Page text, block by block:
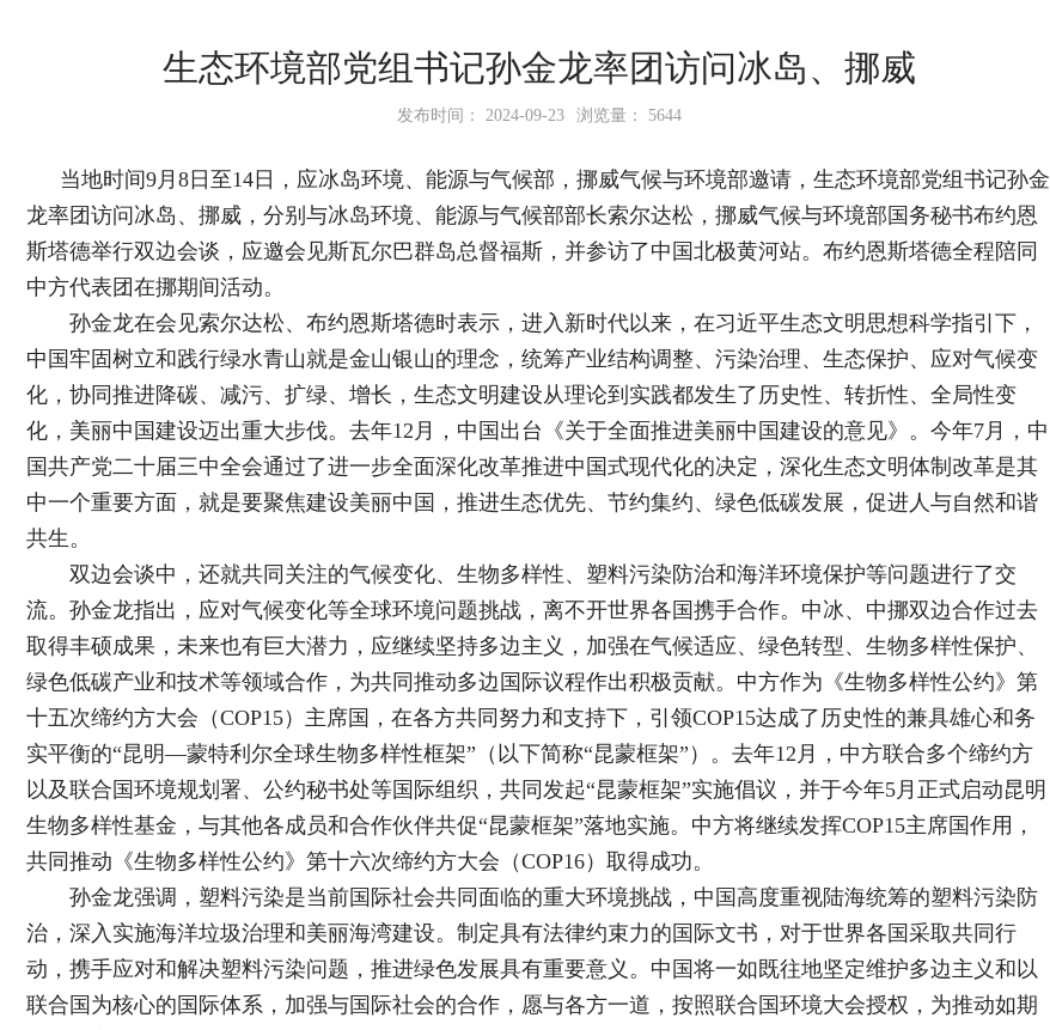
生态环境部党组书记孙金龙率团访问冰岛、挪威
发布时间： 2024-09-23 浏览量： 5644
当地时间9月8日至14日，应冰岛环境、能源与气候部，挪威气候与环境部邀请，生态环境部党组书记孙金
龙率团访问冰岛、挪威，分别与冰岛环境、能源与气候部部长索尔达松，挪威气候与环境部国务秘书布约恩
斯塔德举行双边会谈，应邀会见斯瓦尔巴群岛总督福斯，并参访了中国北极黄河站。布约恩斯塔德全程陪同
中方代表团在挪期间活动。
孙金龙在会见索尔达松、布约恩斯塔德时表示，进入新时代以来，在习近平生态文明思想科学指引下，
中国牢固树立和践行绿水青山就是金山银山的理念，统筹产业结构调整、污染治理、生态保护、应对气候变
化，协同推进降碳、减污、扩绿、增长，生态文明建设从理论到实践都发生了历史性、转折性、全局性变
化，美丽中国建设迈出重大步伐。去年12月，中国出台《关于全面推进美丽中国建设的意见》。今年7月，中
国共产党二十届三中全会通过了进一步全面深化改革推进中国式现代化的决定，深化生态文明体制改革是其
中一个重要方面，就是要聚焦建设美丽中国，推进生态优先、节约集约、绿色低碳发展，促进人与自然和谐
共生。
双边会谈中，还就共同关注的气候变化、生物多样性、塑料污染防治和海洋环境保护等问题进行了交
流。孙金龙指出，应对气候变化等全球环境问题挑战，离不开世界各国携手合作。中冰、中挪双边合作过去
取得丰硕成果，未来也有巨大潜力，应继续坚持多边主义，加强在气候适应、绿色转型、生物多样性保护、
绿色低碳产业和技术等领域合作，为共同推动多边国际议程作出积极贡献。中方作为《生物多样性公约》第
十五次缔约方大会（COP15）主席国，在各方共同努力和支持下，引领COP15达成了历史性的兼具雄心和务
实平衡的“昆明—蒙特利尔全球生物多样性框架”（以下简称“昆蒙框架”）。去年12月，中方联合多个缔约方
以及联合国环境规划署、公约秘书处等国际组织，共同发起“昆蒙框架”实施倡议，并于今年5月正式启动昆明
生物多样性基金，与其他各成员和合作伙伴共促“昆蒙框架”落地实施。中方将继续发挥COP15主席国作用，
共同推动《生物多样性公约》第十六次缔约方大会（COP16）取得成功。
孙金龙强调，塑料污染是当前国际社会共同面临的重大环境挑战，中国高度重视陆海统筹的塑料污染防
治，深入实施海洋垃圾治理和美丽海湾建设。制定具有法律约束力的国际文书，对于世界各国采取共同行
动，携手应对和解决塑料污染问题，推进绿色发展具有重要意义。中国将一如既往地坚定维护多边主义和以
联合国为核心的国际体系，加强与国际社会的合作，愿与各方一道，按照联合国环境大会授权，为推动如期